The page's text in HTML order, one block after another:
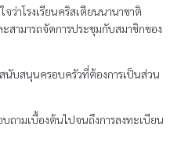
าโรงเรียนคริสเตียนนานาชาติ
สามารถจัดการประชุมกับสมาชิกของ
สนับสนุนครอบครัวที่ต้องการเป็นส่วน
ถามเบื้องต้นไปจนถึงการลงทะเบียน